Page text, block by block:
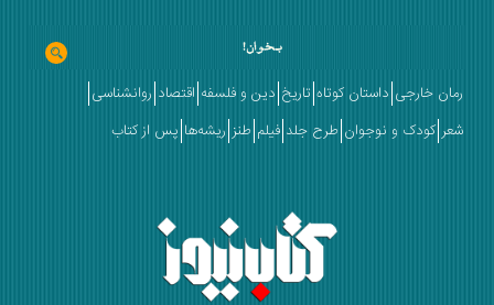
خارجی داستان کوتاه تاریخ دین و فلسفه اقتصاد روانشناسی
کودک و نوجوان طرح جلد فیلم طنز ریشه‌ها پس از کتاب